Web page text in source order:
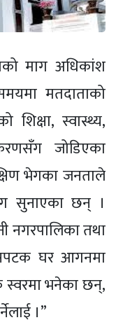
माग अधिकांश
मतदाताको
स्वास्थ्य,
जोडिएका
भेगका जनताले
सुनाएका छन् ।
नगरपालिका तथा
घर आगनमा
स्वरमा भनेका छन्,
।”